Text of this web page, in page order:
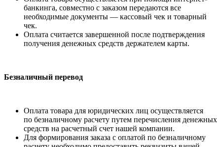
банкинга, совместно с заказом передаются все
необходимые документы — кассовый чек и товарный
чек.
Оплата считается завершенной после подтверждения
получения денежных средств держателем карты.
Безналичный перевод
Оплата товара для юридических лиц осуществляется
по безналичному расчету путем перечисления денежных
средств на расчетный счет нашей компании.
Для формирования заказа с оплатой по безналичному